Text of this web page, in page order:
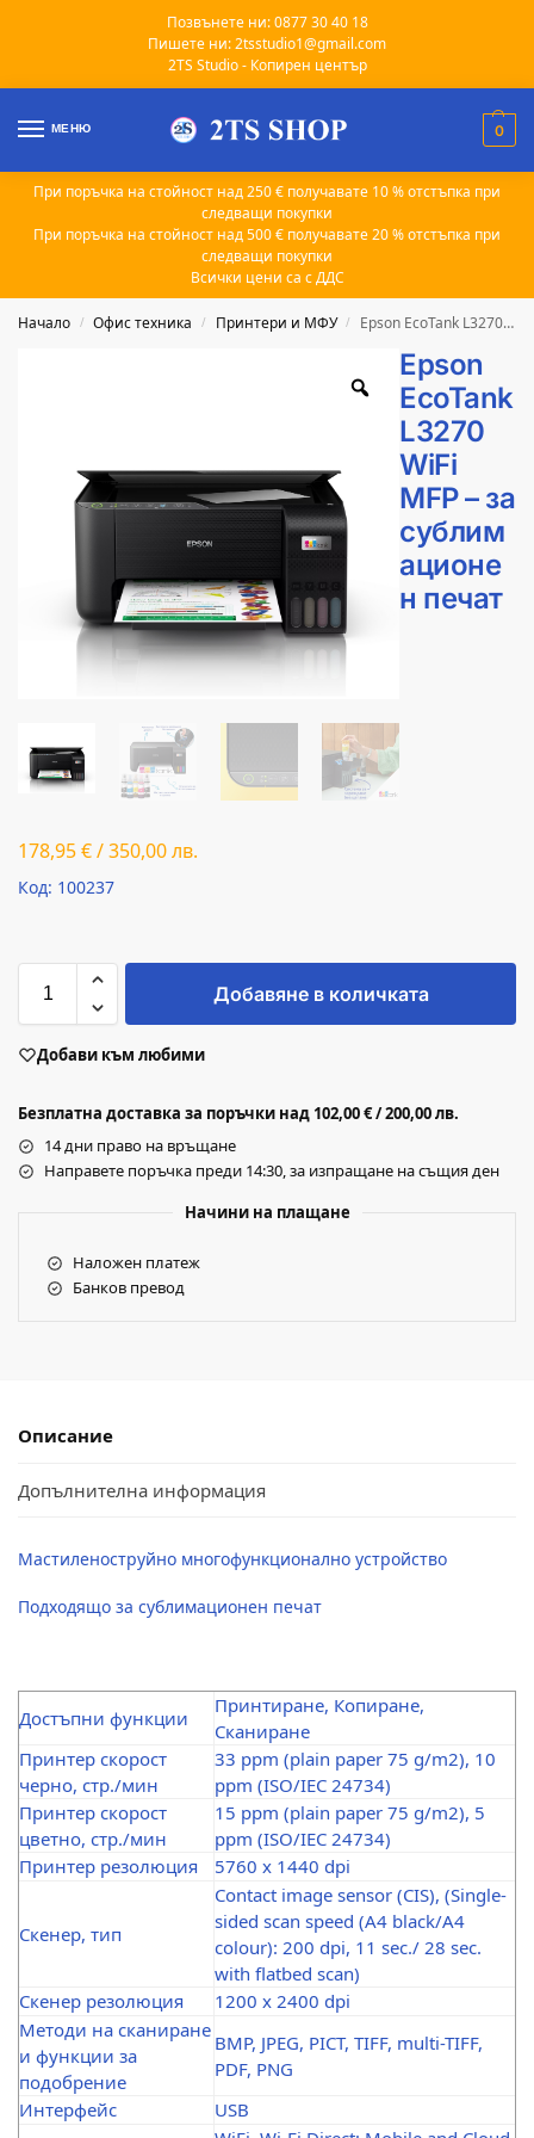
Позвънете ни: 0877 30 40 18
Пишете ни: 2tsstudio1@gmail.com
2TS Studio - Копирен център
МЕНЮ 0
При поръчка на стойност над 250 € получавате 10 % отстъпка при
следващи покупки
При поръчка на стойност над 500 € получавате 20 % отстъпка при
следващи покупки
Всички цени са с ДДС
Начало / Офис техника / Принтери и МФУ / Epson EcoTank L3270 WiFi MFP – за сублимационен печат
Epson
EcoTank
L3270
WiFi
MFP – за
сублим
ационе
н печат
178,95€/350,00лв.
Код: 100237
Добавяне в количката
Добави към любими
Безплатна доставка за поръчки над 102,00 € / 200,00 лв.
14 дни право на връщане
Направете поръчка преди 14:30, за изпращане на същия ден
Начини на плащане
Наложен платеж
Банков превод
Описание
Допълнителна информация
Мастиленоструйно многофункционално устройство
Подходящо за сублимационен печат
Достъпни функции
Принтиране, Копиране,
Сканиране
Принтер скорост
черно, стр./мин
33 ppm (plain paper 75 g/m2), 10
ppm (ISO/IEC 24734)
Принтер скорост
цветно, стр./мин
15 ppm (plain paper 75 g/m2), 5
ppm (ISO/IEC 24734)
Принтер резолюция
5760 x 1440 dpi
Скенер, тип
Contact image sensor (CIS), (Single-
sided scan speed (A4 black/A4
colour): 200 dpi, 11 sec./ 28 sec.
with flatbed scan)
Скенер резолюция
1200 x 2400 dpi
Методи на сканиране
и функции за
подобрение
BMP, JPEG, PICT, TIFF, multi-TIFF,
PDF, PNG
Интерфейс
USB